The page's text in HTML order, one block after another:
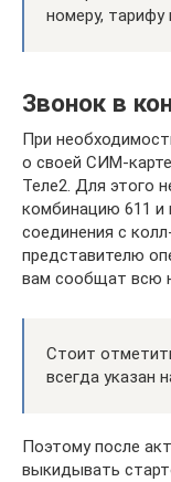
номеру, тарифу
Звонок в
При
о своей СИМ-
Теле2. Для этого
комбинацию 611 и
соединения с
представителю
вам сообщат всю
Стоит
всегда указан
Поэтому после
выкидывать